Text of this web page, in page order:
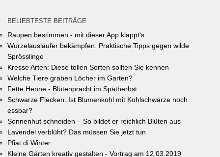
BELIEBTESTE BEITRÄGE
Raupen bestimmen - mit dieser App klappt's
Wurzelausläufer bekämpfen: Praktische Tipps gegen wilde
Sprösslinge
Kresse Arten: Diese tollen Sorten sollten Sie kennen
Welche Tiere graben Löcher im Garten?
Fette Henne - Blütenpracht im Spätherbst
Schwarze Flecken: Ist Blumenkohl mit Kohlschwärze noch
essbar?
Sonnenhut schneiden – So bildet er reichlich Blüten aus
Lavendel verblüht? Das müssen Sie jetzt tun
Pfiat di Winter
Kleine Gärten kreativ gestalten - Vortrag am 12.03.2019